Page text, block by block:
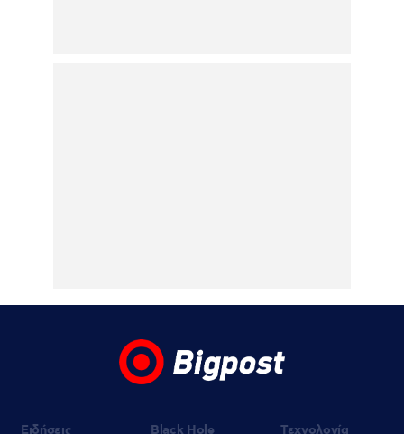
Ειδήσεις Black Hole Τεχνολογία